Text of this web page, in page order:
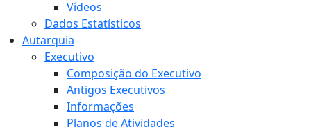
Vídeos
Dados Estatísticos
Autarquia
Executivo
Composição do Executivo
Antigos Executivos
Informações
Planos de Atividades